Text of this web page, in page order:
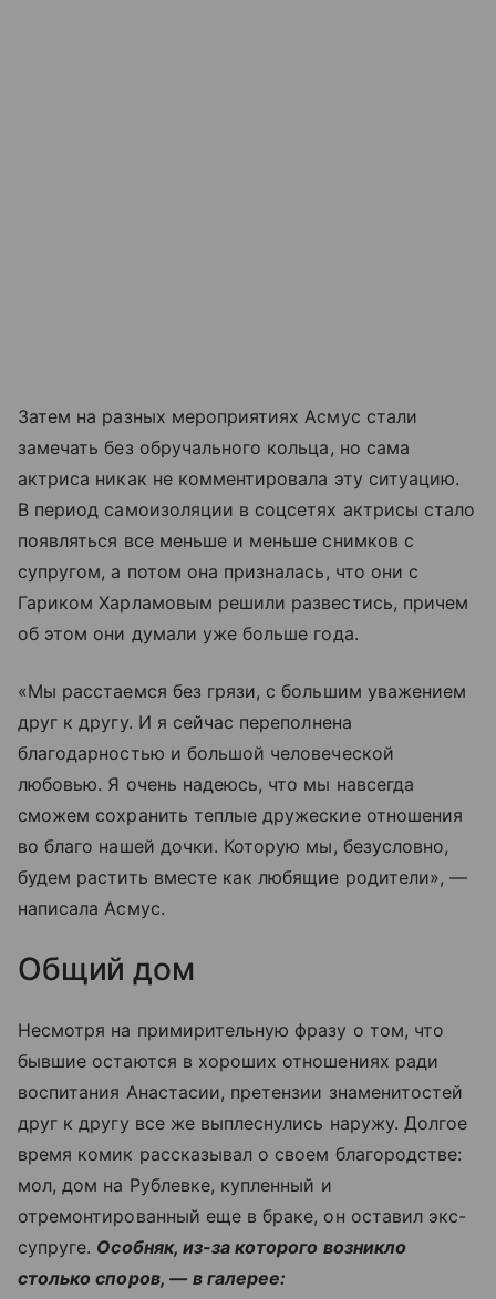
Затем на разных мероприятиях Асмус стали
замечать без обручального кольца, но сама
актриса никак не комментировала эту ситуацию.
В период самоизоляции в соцсетях актрисы стало
появляться все меньше и меньше снимков с
супругом, а потом она призналась, что они с
Гариком Харламовым решили развестись, причем
об этом они думали уже больше года.
«Мы расстаемся без грязи, с большим уважением
друг к другу. И я сейчас переполнена
благодарностью и большой человеческой
любовью. Я очень надеюсь, что мы навсегда
сможем сохранить теплые дружеские отношения
во благо нашей дочки. Которую мы, безусловно,
будем растить вместе как любящие родители», —
написала Асмус.
Общий дом
Несмотря на примирительную фразу о том, что
бывшие остаются в хороших отношениях ради
воспитания Анастасии, претензии знаменитостей
друг к другу все же выплеснулись наружу. Долгое
время комик рассказывал о своем благородстве:
мол, дом на Рублевке, купленный и
отремонтированный еще в браке, он оставил экс-
супруге. Особняк, из-за которого возникло
столько споров, — в галерее: